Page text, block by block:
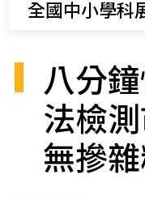
全國中小學科
八分
法檢
無摻